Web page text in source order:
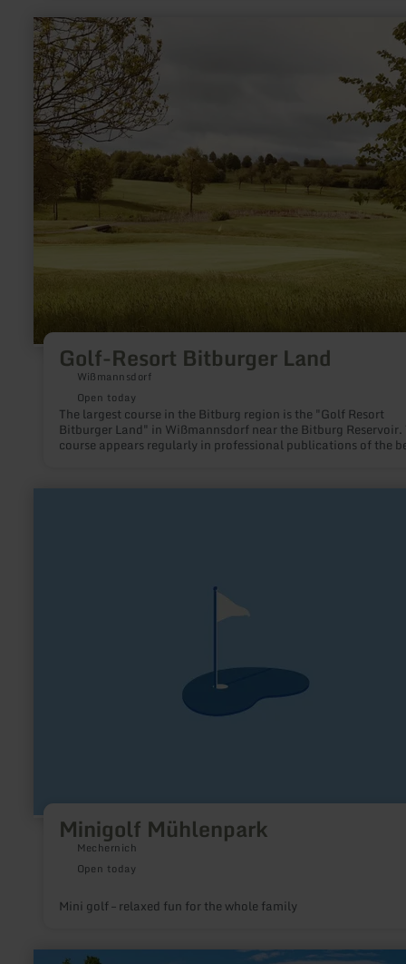
Golf-Resort Bitburger Land
Wißmannsdorf
Open today
The largest course in the Bitburg region is the "Golf Resort
Bitburger Land" in Wißmannsdorf near the Bitburg Reservoir.
course appears regularly in professional publications of the
learn
more
about:
Golf-
Resort
Bitburger
Land
Minigolf Mühlenpark
Mechernich
Open today
Mini golf – relaxed fun for the whole family